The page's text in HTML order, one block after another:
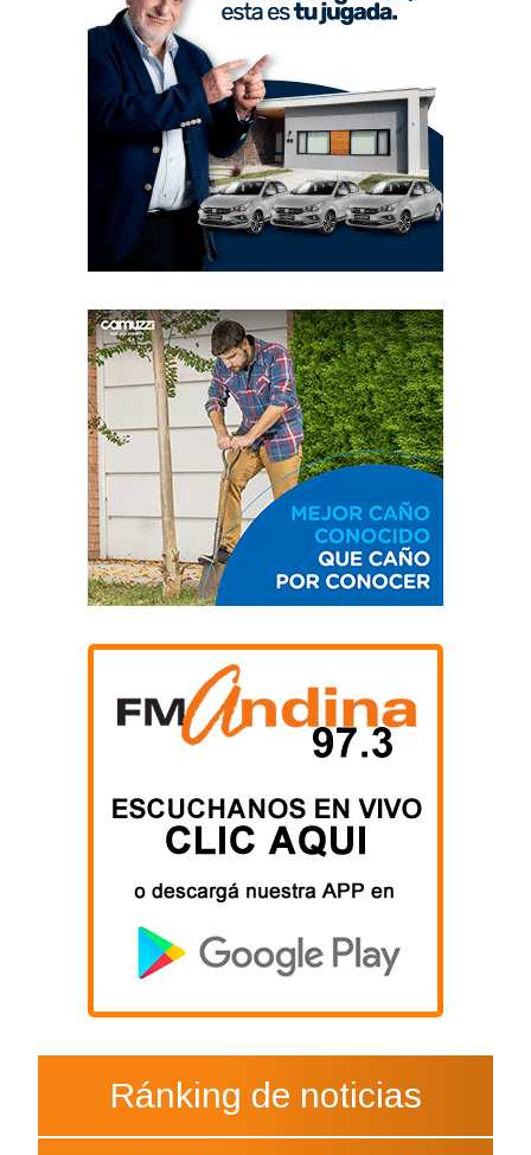
Ránking de noticias